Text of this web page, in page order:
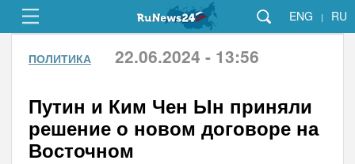
ENG | RU
ПОЛИТИКА 22.06.2024 - 13:56
Путин и Ким Чен Ын приняли
решение о новом договоре на
Восточном